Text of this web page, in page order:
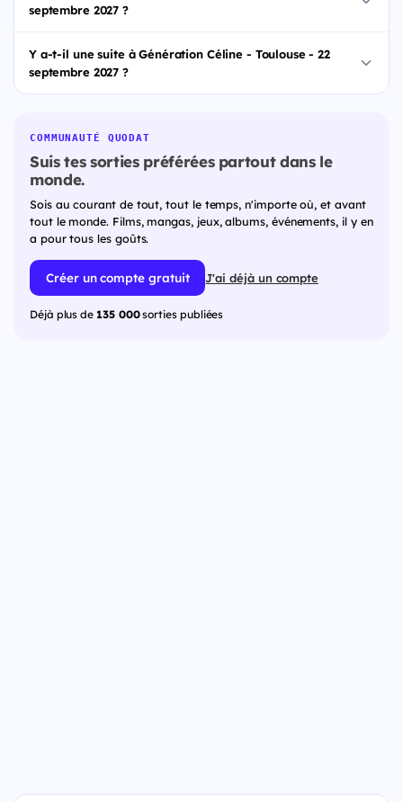
septembre 2027 ?
Y a-t-il une suite à Génération Céline - Toulouse - 22
septembre 2027 ?
COMMUNAUTÉ QUODAT
Suis tes sorties préférées partout dans le
monde.
Sois au courant de tout, tout le temps, n'importe où, et avant
tout le monde. Films, mangas, jeux, albums, événements, il y en
a pour tous les goûts.
Créer un compte gratuit J'ai déjà un compte
Déjà plus de 135 000sorties publiées